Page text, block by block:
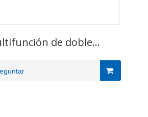
de doble
para esterilización